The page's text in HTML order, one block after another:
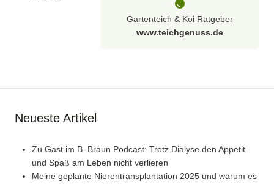
Gartenteich & Koi Ratgeber
www.teichgenuss.de
Neueste Artikel
Zu Gast im B. Braun Podcast: Trotz Dialyse den Appetit
und Spaß am Leben nicht verlieren
Meine geplante Nierentransplantation 2025 und warum es